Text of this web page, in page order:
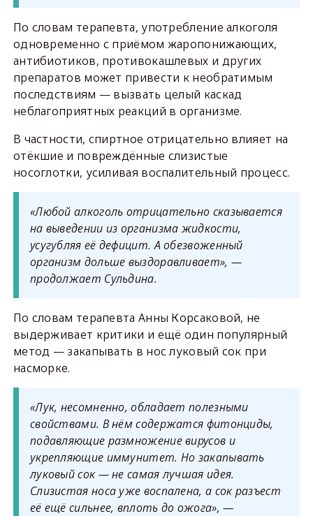
По словам терапевта, употребление алкоголя
одновременно с приёмом жаропонижающих,
антибиотиков, противокашлевых и других
препаратов может привести к необратимым
последствиям — вызвать целый каскад
неблагоприятных реакций в организме.
В частности, спиртное отрицательно влияет на
отёкшие и повреждённые слизистые
носоглотки, усиливая воспалительный процесс.
«Любой алкоголь отрицательно сказывается
на выведении из организма жидкости,
усугубляя её дефицит. А обезвоженный
организм дольше выздоравливает», —
продолжает Сульдина.
По словам терапевта Анны Корсаковой, не
выдерживает критики и ещё один популярный
метод — закапывать в нос луковый сок при
насморке.
«Лук, несомненно, обладает полезными
свойствами. В нём содержатся фитонциды,
подавляющие размножение вирусов и
укрепляющие иммунитет. Но закапывать
луковый сок — не самая лучшая идея.
Слизистая носа уже воспалена, а сок разъест
её ещё сильнее, вплоть до ожога», —